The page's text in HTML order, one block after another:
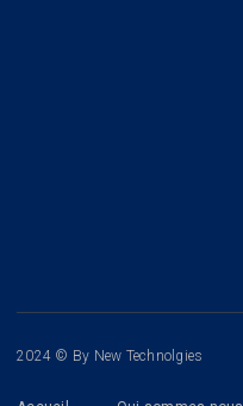
2024 © By New Technolgies